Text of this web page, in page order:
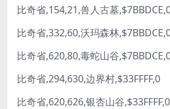
比奇省,154,21,兽人古墓
比奇省,332,60,沃玛森林
比奇省,620,80,毒蛇山谷
比奇省,294,630,边界村,$33FFFF,0
比奇省,620,626,银杏山谷,$33FFFF,0